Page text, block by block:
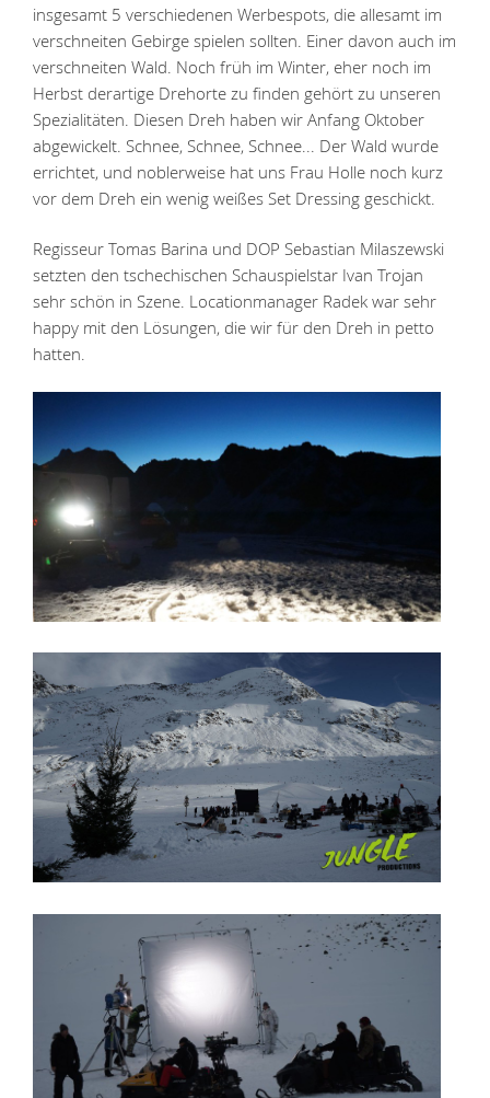
insgesamt 5 verschiedenen Werbespots, die allesamt im
verschneiten Gebirge spielen sollten. Einer davon auch im
verschneiten Wald. Noch früh im Winter, eher noch im
Herbst derartige Drehorte zu finden gehört zu unseren
Spezialitäten. Diesen Dreh haben wir Anfang Oktober
abgewickelt. Schnee, Schnee, Schnee... Der Wald wurde
errichtet, und noblerweise hat uns Frau Holle noch kurz
vor dem Dreh ein wenig weißes Set Dressing geschickt.
Regisseur Tomas Barina und DOP Sebastian Milaszewski
setzten den tschechischen Schauspielstar Ivan Trojan
sehr schön in Szene. Locationmanager Radek war sehr
happy mit den Lösungen, die wir für den Dreh in petto
hatten.